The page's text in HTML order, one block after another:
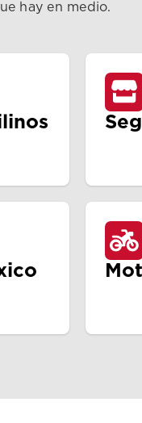
hay en medio.